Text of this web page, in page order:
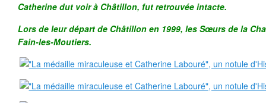
Catherine dut voir à Châtillon, fut retrouvée intacte.
Lors de leur départ de Châtillon en 1999, les Sœurs de la
Fain-les-Moutiers.